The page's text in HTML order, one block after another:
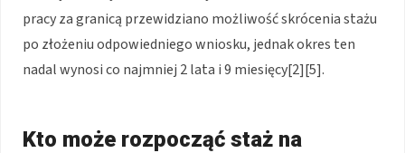
pracy za granicą przewidziano możliwość skrócenia stażu
po złożeniu odpowiedniego wniosku, jednak okres ten
nadal wynosi co najmniej 2 lata i 9 miesięcy[2][5].
Kto może rozpocząć staż na